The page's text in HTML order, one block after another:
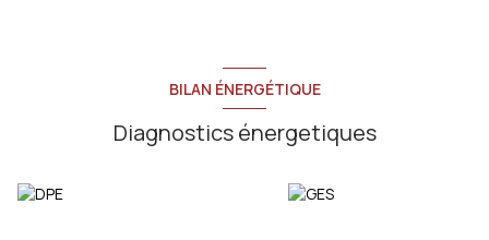
BILAN ÉNERGÉTIQUE
Diagnostics énergetiques